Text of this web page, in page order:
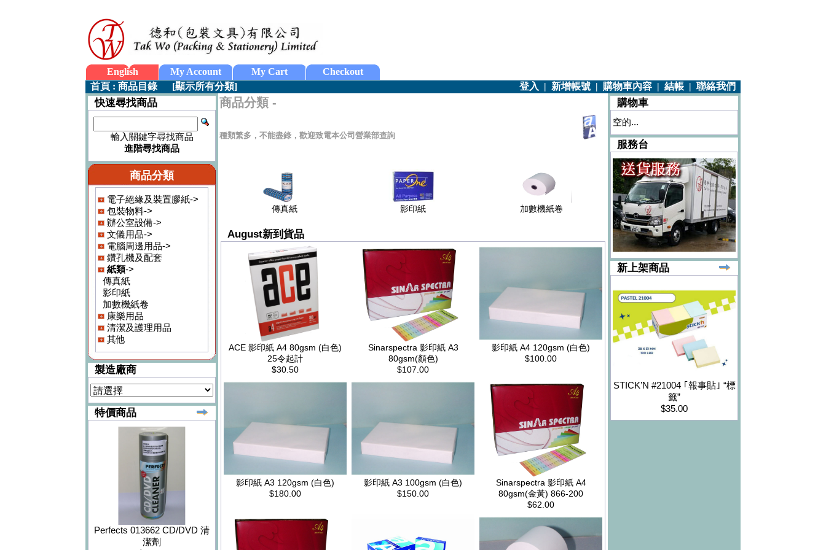
English My Account My Cart
Checkout
首頁 : 商品目錄[顯示所有分類] 登入 | 新增帳號 | 購物車內容 | 結帳 | 聯絡我們
快速尋找商品
輸入關鍵字尋找商品
進階尋找商品
商品分類
電子絕緣及裝置膠紙->
包裝物料->
辦公室設備->
文儀用品->
電腦周邊用品->
鑽孔機及配套
紙類->
傳真紙
影印紙
加數機紙卷
康樂用品
清潔及護理用品
其他
製造廠商
特價商品
Perfects 013662 CD/DVD 清
潔劑
商品分類 -
種類繁多，不能盡錄，歡迎致電本公司營業部查詢
傳真紙 影印紙 加數機紙卷
August新到貨品
ACE 影印紙 A4 80gsm (白色)
25令起計
$30.50
Sinarspectra 影印紙 A3
80gsm(顏色)
$107.00
影印紙 A4 120gsm (白色)
$100.00
影印紙 A3 120gsm (白色)
$180.00
影印紙 A3 100gsm (白色)
$150.00
Sinarspectra 影印紙 A4
80gsm(金黃) 866-200
$62.00
購物車
空的...
服務台
新上架商品
STICK’N #21004 ｢報事貼｣ “標
籤”
$35.00